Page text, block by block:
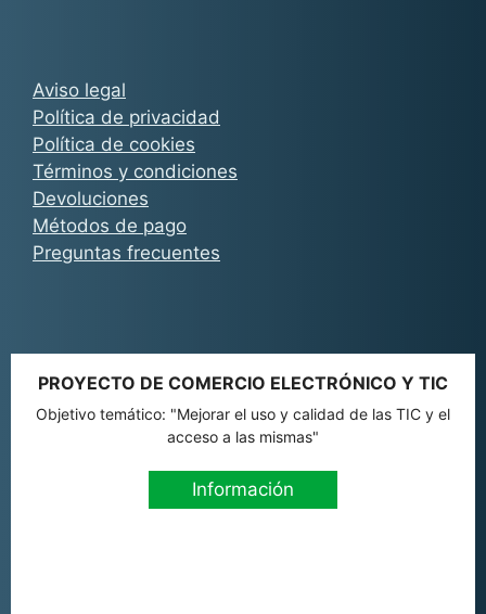
Aviso legal
Política de privacidad
Política de cookies
Términos y condiciones
Devoluciones
Métodos de pago
Preguntas frecuentes
PROYECTO DE COMERCIO ELECTRÓNICO Y TIC
Objetivo temático: "Mejorar el uso y calidad de las TIC y el
acceso a las mismas"
Información